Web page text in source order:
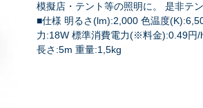
模擬店・テント等の照明に。 是非テ
■仕様 明るさ(lm):2,000 色温度
力:18W 標準消費電力(※料金):0.49円
長さ:5m 重量:1,5kg